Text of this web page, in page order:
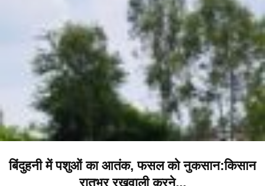
बिंदुहनी में पशुओं का आतंक, फसल को नुकसान:किसान
रातभर रखवाली करने...